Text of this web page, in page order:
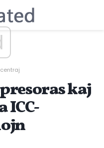
kaj
ICC-